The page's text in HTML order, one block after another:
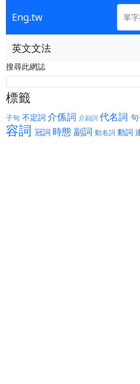
Eng.tw
英文文法
搜尋此網誌
標籤
子句 不定詞 介係詞 介副詞 代名詞
容詞 冠詞 時態 副詞 動名詞 動詞